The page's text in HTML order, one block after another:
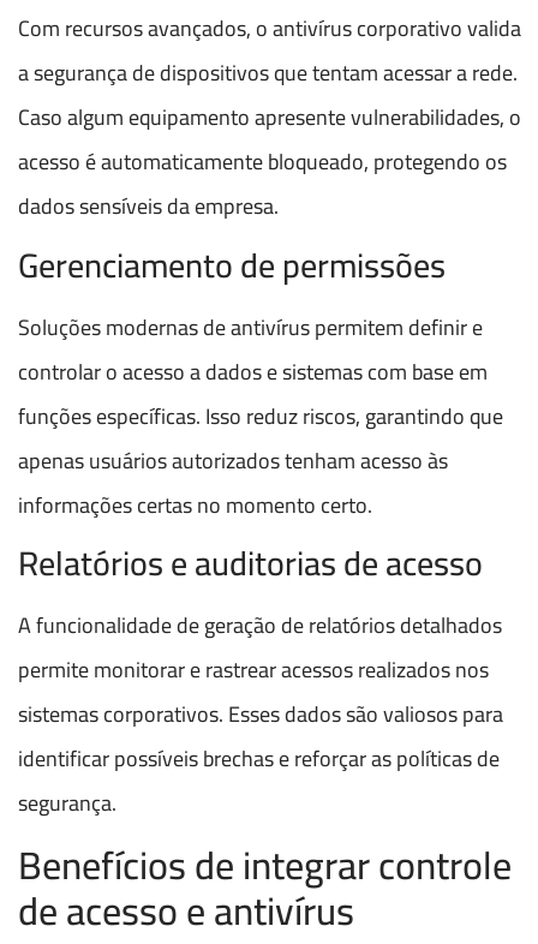
Com recursos avançados, o antivírus corporativo valida
a segurança de dispositivos que tentam acessar a rede.
Caso algum equipamento apresente vulnerabilidades, o
acesso é automaticamente bloqueado, protegendo os
dados sensíveis da empresa.
Gerenciamento de permissões
Soluções modernas de antivírus permitem definir e
controlar o acesso a dados e sistemas com base em
funções específicas. Isso reduz riscos, garantindo que
apenas usuários autorizados tenham acesso às
informações certas no momento certo.
Relatórios e auditorias de acesso
A funcionalidade de geração de relatórios detalhados
permite monitorar e rastrear acessos realizados nos
sistemas corporativos. Esses dados são valiosos para
identificar possíveis brechas e reforçar as políticas de
segurança.
Benefícios de integrar controle
de acesso e antivírus